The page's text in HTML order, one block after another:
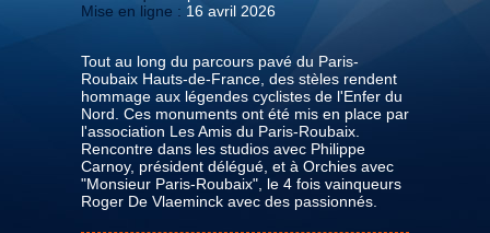
Mise en ligne : 16 avril 2026
Tout au long du parcours pavé du Paris-
Roubaix Hauts-de-France, des stèles rendent
hommage aux légendes cyclistes de l'Enfer du
Nord. Ces monuments ont été mis en place par
l'association Les Amis du Paris-Roubaix.
Rencontre dans les studios avec Philippe
Carnoy, président délégué, et à Orchies avec
"Monsieur Paris-Roubaix", le 4 fois vainqueurs
Roger De Vlaeminck avec des passionnés.